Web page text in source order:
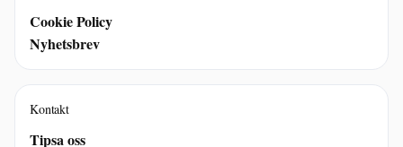
Cookie Policy
Nyhetsbrev
Kontakt
Tipsa oss